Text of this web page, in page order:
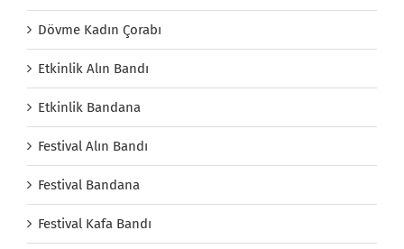
Dövme Kadın Çorabı
Etkinlik Alın Bandı
Etkinlik Bandana
Festival Alın Bandı
Festival Bandana
Festival Kafa Bandı